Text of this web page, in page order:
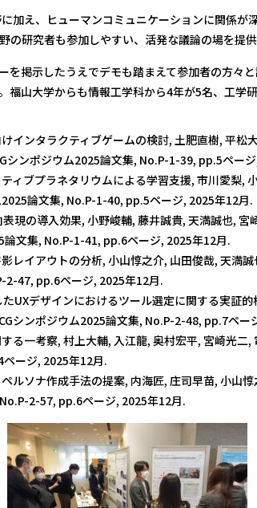
加え、ヒューマンコミュニケーションに関係が
の研究者も参加しやすい、活発な議論の場を提供
を掲示したうえでデモも踏まえて参加者の方々
福山大学からも情報工学科から4年が5名、工学
インタラクティブゲームの検討, 土肥直樹, 平松
シンポジウム2025論文集, No.P-1-39, pp.5ペー
ィブプラネタリウムによる学習支援, 市川愛梨,
論文集, No.P-1-40, pp.5ページ, 2025年12月.
現の導入効果, 小野峻輔, 藤井誠貴, 天満誠也, 宮
論文集, No.P-1-41, pp.6ページ, 2025年12月.
レイアウトの分析, 小山惇之介, 山田俊哉, 天満
2-47, pp.6ページ, 2025年12月.
UXデザインにおけるツール選定に関する実証
シンポジウム2025論文集, No.P-2-48, pp.7ペー
る一考察, 村上大輔, 入江龍, 奥村宏平, 宮崎光二,
ージ, 2025年12月.
ルソナ作成手法の提案, 内海匠, 庄司早苗, 小山
2-57, pp.6ページ, 2025年12月.